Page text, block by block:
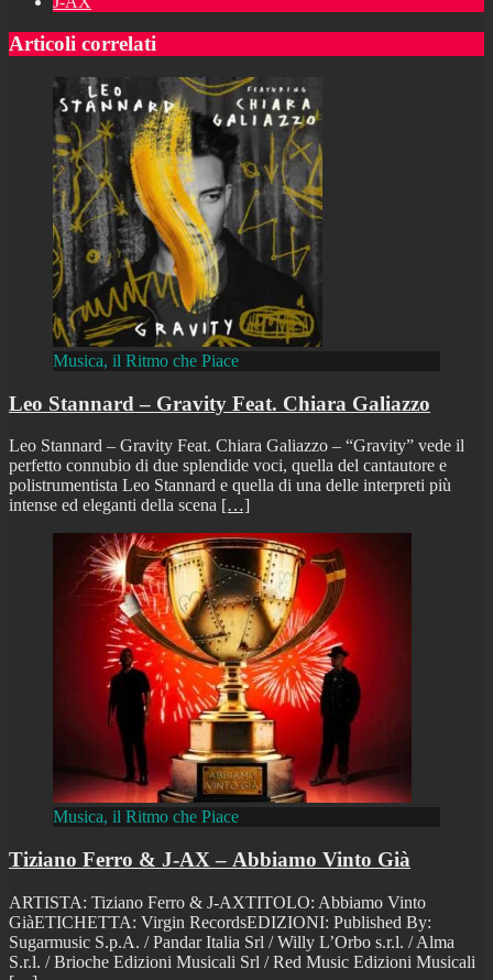
Articoli correlati
Musica, il Ritmo che Piace
Leo Stannard – Gravity Feat. Chiara Galiazzo
Leo Stannard – Gravity Feat. Chiara Galiazzo – “Gravity” vede il
perfetto connubio di due splendide voci, quella del cantautore e
polistrumentista Leo Stannard e quella di una delle interpreti più
intense ed eleganti della scena […]
Musica, il Ritmo che Piace
Tiziano Ferro & J-AX – Abbiamo Vinto Già
ARTISTA: Tiziano Ferro & J-AXTITOLO: Abbiamo Vinto
GiàETICHETTA: Virgin RecordsEDIZIONI: Published By:
Sugarmusic S.p.A. / Pandar Italia Srl / Willy L’Orbo s.r.l. / Alma
S.r.l. / Brioche Edizioni Musicali Srl / Red Music Edizioni Musicali